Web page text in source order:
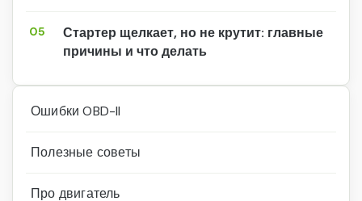
05
Стартер щелкает, но не крутит: главные
причины и что делать
Ошибки OBD-II
Полезные советы
Про двигатель